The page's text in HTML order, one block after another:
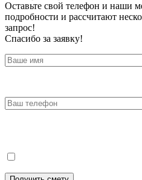
Оставьте свой телефон и наши
подробности и рассчитают
запрос!
Спасибо за заявку!